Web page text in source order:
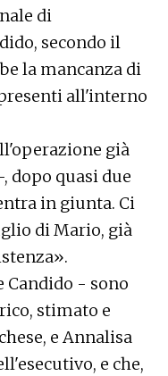
di
secondo il
la mancanza di
all'interno
già
dopo quasi due
in giunta. Ci
di Mario, già
Candido - sono
stimato e
e Annalisa
e che,